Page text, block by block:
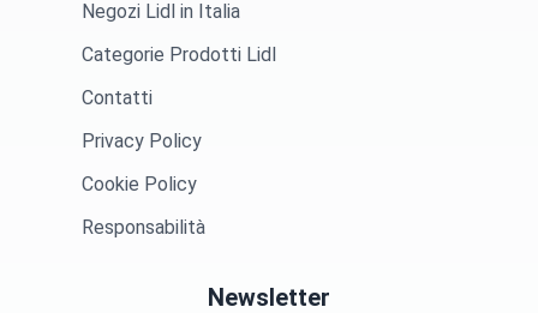
Negozi Lidl in Italia
Categorie Prodotti Lidl
Contatti
Privacy Policy
Cookie Policy
Responsabilità
Newsletter